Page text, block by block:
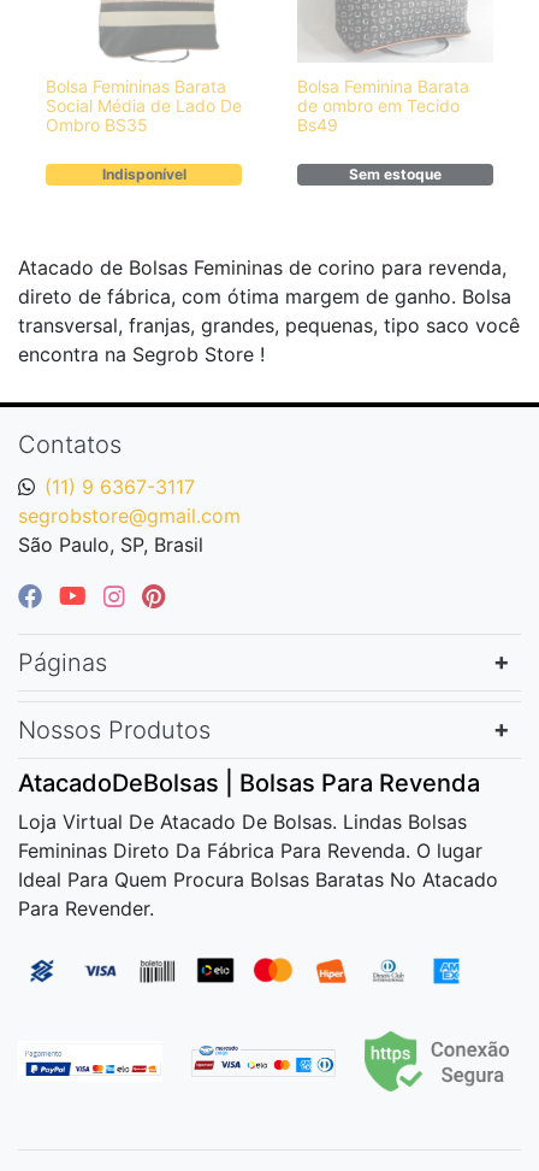
Bolsa Femininas Barata
Social Média de Lado De
Ombro BS35
Indisponível
Bolsa Feminina Barata
de ombro em Tecido
Bs49
Sem estoque
Atacado de Bolsas Femininas de corino para revenda,
direto de fábrica, com ótima margem de ganho. Bolsa
transversal, franjas, grandes, pequenas, tipo saco você
encontra na Segrob Store !
Contatos
(11) 9 6367-3117
segrobstore@gmail.com
São Paulo, SP, Brasil
Páginas
Nossos Produtos
AtacadoDeBolsas | Bolsas Para Revenda
Loja Virtual De Atacado De Bolsas. Lindas Bolsas
Femininas Direto Da Fábrica Para Revenda. O lugar
Ideal Para Quem Procura Bolsas Baratas No Atacado
Para Revender.